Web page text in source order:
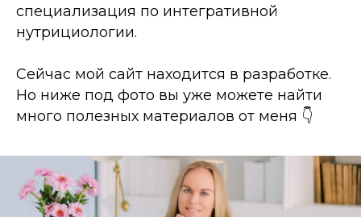
специализация по интегративной
нутрициологии.
Сейчас мой сайт находится в разработке.
Но ниже под фото вы уже можете найти
много полезных материалов от меня 👇